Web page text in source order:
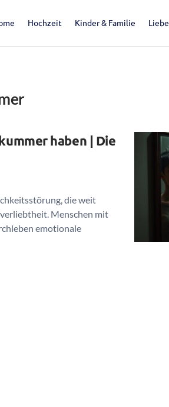
Hochzeit Kinder & Familie Liebe
haben | Die
die weit
Menschen mit
emotionale